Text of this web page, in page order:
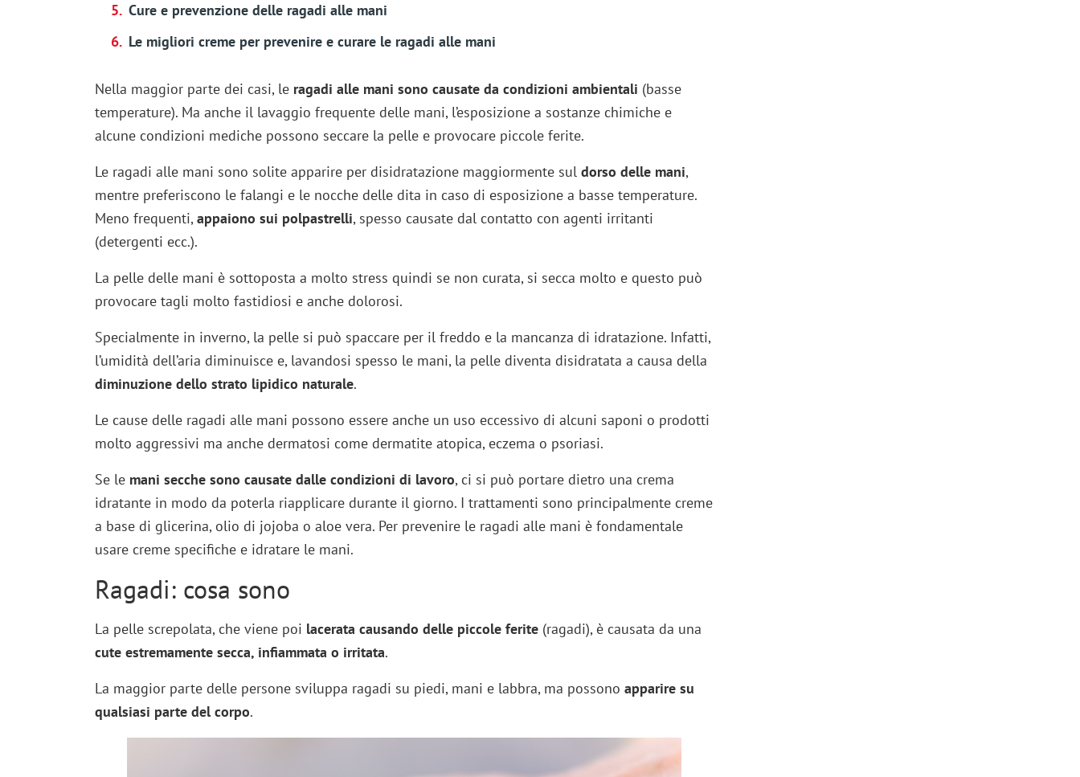
Cure e prevenzione delle ragadi alle mani
Le migliori creme per prevenire e curare le ragadi alle mani
Nella maggior parte dei casi, le ragadi alle mani sono causate da condizioni ambientali (basse
temperature). Ma anche il lavaggio frequente delle mani, l’esposizione a sostanze chimiche e
alcune condizioni mediche possono seccare la pelle e provocare piccole ferite.
Le ragadi alle mani sono solite apparire per disidratazione maggiormente sul dorso delle mani,
mentre preferiscono le falangi e le nocche delle dita in caso di esposizione a basse temperature.
Meno frequenti,appaiono sui polpastrelli, spesso causate dal contatto con agenti irritanti
(detergenti ecc.).
La pelle delle mani è sottoposta a molto stress quindi se non curata, si secca molto e questo può
provocare tagli molto fastidiosi e anche dolorosi.
Specialmente in inverno, la pelle si può spaccare per il freddo e la mancanza di idratazione. Infatti,
l’umidità dell’aria diminuisce e, lavandosi spesso le mani, la pelle diventa disidratata a causa della
diminuzione dello strato lipidico naturale.
Le cause delle ragadi alle mani possono essere anche un uso eccessivo di alcuni saponi o prodotti
molto aggressivi ma anche dermatosi come dermatite atopica, eczema o psoriasi.
Se le mani secche sono causate dalle condizioni di lavoro, ci si può portare dietro una crema
idratante in modo da poterla riapplicare durante il giorno. I trattamenti sono principalmente creme
a base di glicerina, olio di jojoba o aloe vera. Per prevenire le ragadi alle mani è fondamentale
usare creme specifiche e idratare le mani.
Ragadi: cosa sono
La pelle screpolata, che viene poi lacerata causando delle piccole ferite(ragadi), è causata da una
cute estremamente secca, infiammata o irritata.
La maggior parte delle persone sviluppa ragadi su piedi, mani e labbra, ma possono apparire su
qualsiasi parte del corpo.